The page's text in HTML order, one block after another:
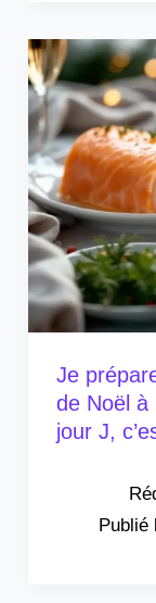
Je
de Noël à
jour J,